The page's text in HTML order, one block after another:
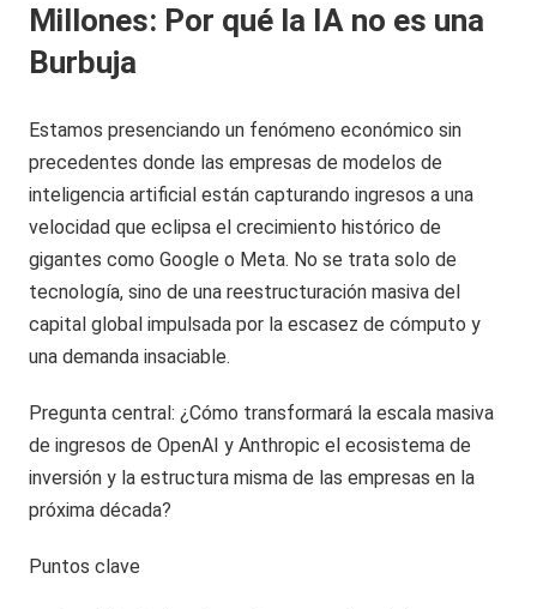
Millones: Por qué la IA no es una
Burbuja
Estamos presenciando un fenómeno económico sin
precedentes donde las empresas de modelos de
inteligencia artificial están capturando ingresos a una
velocidad que eclipsa el crecimiento histórico de
gigantes como Google o Meta. No se trata solo de
tecnología, sino de una reestructuración masiva del
capital global impulsada por la escasez de cómputo y
una demanda insaciable.
Pregunta central: ¿Cómo transformará la escala masiva
de ingresos de OpenAI y Anthropic el ecosistema de
inversión y la estructura misma de las empresas en la
próxima década?
Puntos clave